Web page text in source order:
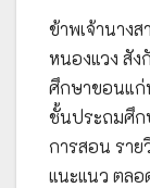
ข้าพเจ้านาง
หนองแวง สั
ศึกษาขอนแก่
ชั้นประถมศึก
การสอน ราย
แนะแนว ตล